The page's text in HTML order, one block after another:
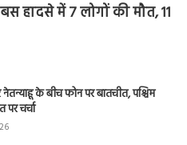
हादसे में 7 लोगों की मौत, 11
के बीच फोन पर बातचीत, पश्चिम
चर्चा